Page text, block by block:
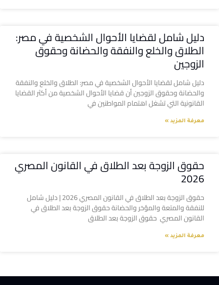
دليل شامل لقضايا الأحوال الشخصية في مصر:
الطلاق والخلع والنفقة والحضانة وحقوق
الزوجين
دليل شامل لقضايا الأحوال الشخصية في مصر: الطلاق والخلع والنفقة
والحضانة وحقوق الزوجين أن قضايا الأحوال الشخصية من أكثر القضايا
القانونية التي تشغل اهتمام المواطنين في
معرفة المزيد »
حقوق الزوجة بعد الطلاق في القانون المصري
2026
حقوق الزوجة بعد الطلاق في القانون المصري 2026 | دليل شامل
للنفقة والمتعة والمؤخر والحضانة حقوق الزوجة بعد الطلاق في
القانون المصري حقوق الزوجة بعد الطلاق
معرفة المزيد »